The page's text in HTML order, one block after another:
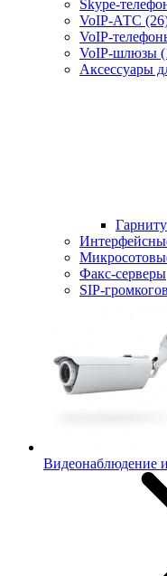
Skype-
VoIP-АТС
VoIP-
VoIP-шлюзы
Аксессуары
Факс-серверы
SIP-
Видеонаблюдение